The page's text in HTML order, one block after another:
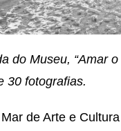
do Museu, “Amar
30 fotografias.
de Arte e